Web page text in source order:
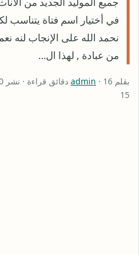
في أختيار اسم فتاة يتناسب
نحمد الله على الإنجاب لنه
من عبادة , لهذا ال…
بقلم admin
15